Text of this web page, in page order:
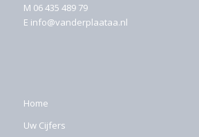
M 06 435 489 79
E info@vanderplaataa.nl
Home
Uw Cijfers